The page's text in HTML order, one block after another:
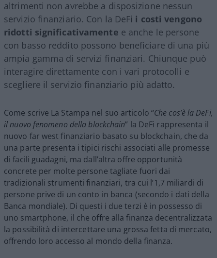
altrimenti non avrebbe a disposizione nessun
servizio finanziario. Con la DeFi i costi vengono
ridotti significativamente e anche le persone
con basso reddito possono beneficiare di una più
ampia gamma di servizi finanziari. Chiunque può
interagire direttamente con i vari protocolli e
scegliere il servizio finanziario più adatto.
Come scrive La Stampa nel suo articolo “Che cos’è la DeFi,
il nuovo fenomeno della blockchain” la DeFi rappresenta il
nuovo far west finanziario basato su blockchain, che da
una parte presenta i tipici rischi associati alle promesse
di facili guadagni, ma dall’altra offre opportunità
concrete per molte persone tagliate fuori dai
tradizionali strumenti finanziari, tra cui l’1,7 miliardi di
persone prive di un conto in banca (secondo i dati della
Banca mondiale). Di questi i due terzi è in possesso di
uno smartphone, il che offre alla finanza decentralizzata
la possibilità di intercettare una grossa fetta di mercato,
offrendo loro accesso al mondo della finanza.